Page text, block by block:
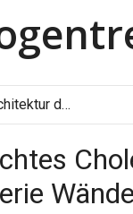
Sicherheitsarchitektur der nächsten Generation: JARXE kombiniert Multi-Wallet und MPC als Schutzschild für digitales Vertrauen
Wände